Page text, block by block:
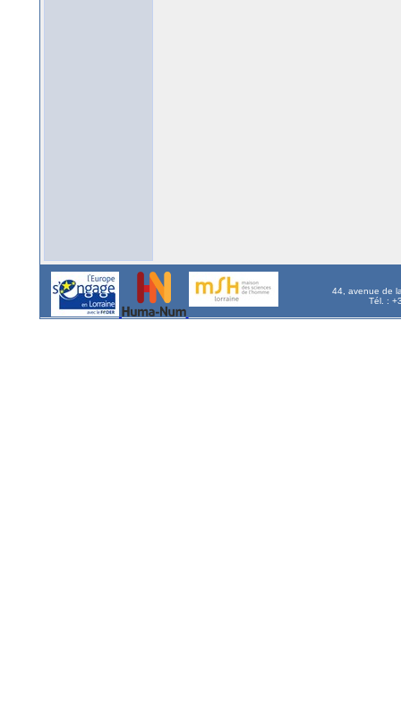
44, avenue de
Tél. :